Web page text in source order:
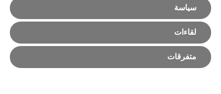
سياسة
لقاءات
متفرقات